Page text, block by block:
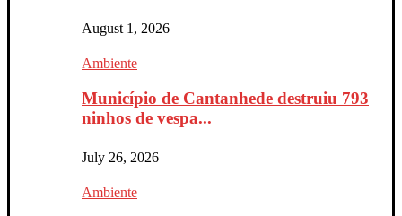
August 1, 2026
Ambiente
Município de Cantanhede destruiu 793
ninhos de vespa...
July 26, 2026
Ambiente